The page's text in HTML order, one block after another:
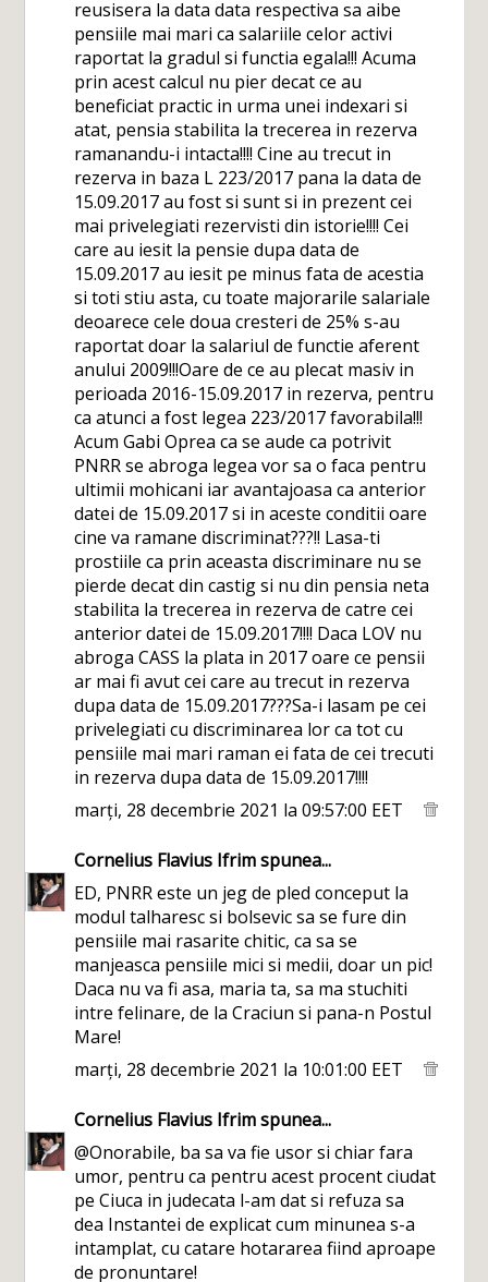
reusisera la data data respectiva sa aibe
pensiile mai mari ca salariile celor activi
raportat la gradul si functia egala!!! Acuma
prin acest calcul nu pier decat ce au
beneficiat practic in urma unei indexari si
atat, pensia stabilita la trecerea in rezerva
ramanandu-i intacta!!!! Cine au trecut in
rezerva in baza L 223/2017 pana la data de
15.09.2017 au fost si sunt si in prezent cei
mai privelegiati rezervisti din istorie!!!! Cei
care au iesit la pensie dupa data de
15.09.2017 au iesit pe minus fata de acestia
si toti stiu asta, cu toate majorarile salariale
deoarece cele doua cresteri de 25% s-au
raportat doar la salariul de functie aferent
anului 2009!!!Oare de ce au plecat masiv in
perioada 2016-15.09.2017 in rezerva, pentru
ca atunci a fost legea 223/2017 favorabila!!!
Acum Gabi Oprea ca se aude ca potrivit
PNRR se abroga legea vor sa o faca pentru
ultimii mohicani iar avantajoasa ca anterior
datei de 15.09.2017 si in aceste conditii oare
cine va ramane discriminat???!! Lasa-ti
prostiile ca prin aceasta discriminare nu se
pierde decat din castig si nu din pensia neta
stabilita la trecerea in rezerva de catre cei
anterior datei de 15.09.2017!!!! Daca LOV nu
abroga CASS la plata in 2017 oare ce pensii
ar mai fi avut cei care au trecut in rezerva
dupa data de 15.09.2017???Sa-i lasam pe cei
privelegiati cu discriminarea lor ca tot cu
pensiile mai mari raman ei fata de cei trecuti
in rezerva dupa data de 15.09.2017!!!!
marți, 28 decembrie 2021 la 09:57:00 EET
Cornelius Flavius Ifrimspunea...
ED, PNRR este un jeg de pled conceput la
modul talharesc si bolsevic sa se fure din
pensiile mai rasarite chitic, ca sa se
manjeasca pensiile mici si medii, doar un pic!
Daca nu va fi asa, maria ta, sa ma stuchiti
intre felinare, de la Craciun si pana-n Postul
Mare!
marți, 28 decembrie 2021 la 10:01:00 EET
Cornelius Flavius Ifrimspunea...
@Onorabile, ba sa va fie usor si chiar fara
umor, pentru ca pentru acest procent ciudat
pe Ciuca in judecata l-am dat si refuza sa
dea Instantei de explicat cum minunea s-a
intamplat, cu catare hotararea fiind aproape
de pronuntare!